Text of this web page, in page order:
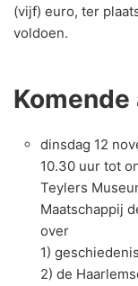
(vijf) euro, ter
voldoen.
dinsdag 12
10.30 uur tot
Teylers
Maatschappij
over
1)
2) de